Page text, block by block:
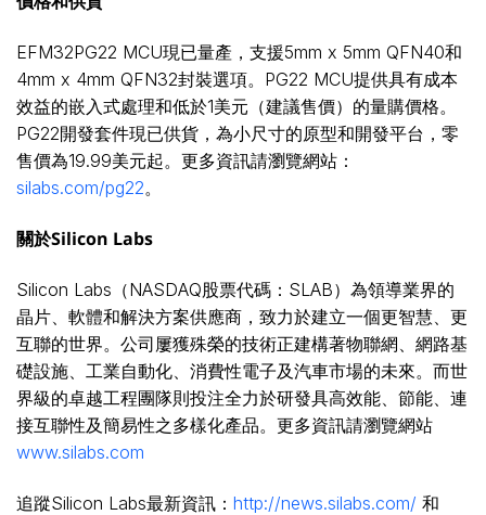
EFM32PG22 MCU現已量產，支援5mm x 5mm QFN40和
4mm x 4mm QFN32封裝選項。PG22 MCU提供具有成本
效益的嵌入式處理和低於1美元（建議售價）的量購價格。
PG22開發套件現已供貨，為小尺寸的原型和開發平台，零
售價為19.99美元起。更多資訊請瀏覽網站：
silabs.com/pg22。
關於Silicon Labs
Silicon Labs（NASDAQ股票代碼：SLAB）為領導業界的
晶片、軟體和解決方案供應商，致力於建立一個更智慧、更
互聯的世界。公司屢獲殊榮的技術正建構著物聯網、網路基
礎設施、工業自動化、消費性電子及汽車市場的未來。而世
界級的卓越工程團隊則投注全力於研發具高效能、節能、連
接互聯性及簡易性之多樣化產品。更多資訊請瀏覽網站
www.silabs.com
追蹤Silicon Labs最新資訊： http://news.silabs.com/ 和